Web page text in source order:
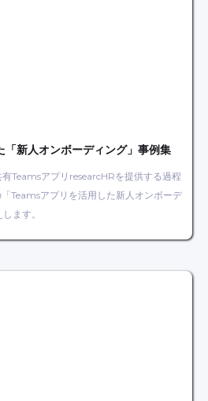
新人オンボーディング」事例集
TeamsアプリresearcHRを提供する過程
Teamsアプリを活用した新人オンボーデ
ます。